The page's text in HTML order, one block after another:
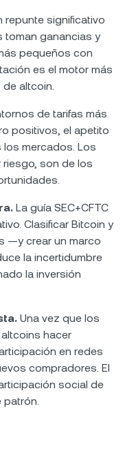
repunte significativo
toman ganancias y
pequeños con
es el motor más
altcoin.
de tarifas más
positivos, el apetito
mercados. Los
son de los
La guía SEC+CFTC
Clasificar Bitcoin y
—y crear un marco
la incertidumbre
la inversión
Una vez que los
hacer
en redes
compradores. El
social de
patrón.